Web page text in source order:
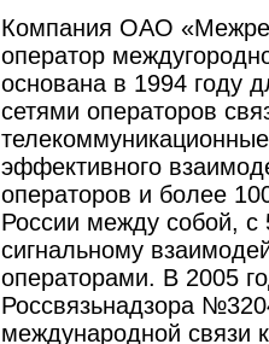
Компания ОАО
оператор
основана в 1994 году
сетями операторов
эффективного
операторов и более
России между собой,
сигнальному
операторами. В 2005
Россвязьнадзора
международной связи